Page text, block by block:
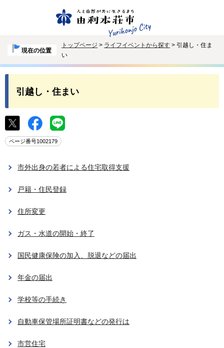
現在の位置
トップページ > ライフイベントから探す > 引越し・住ま
い
引越し・住まい
ページ番号1002179
市外出身の若者による住宅取得支援
戸籍・住民登録
住所変更
ガス・水道の開始・終了
国民健康保険の加入、脱退などの届出
年金の届出
学校等の手続き
自動車保管場所証明書などの発行は
市営住宅